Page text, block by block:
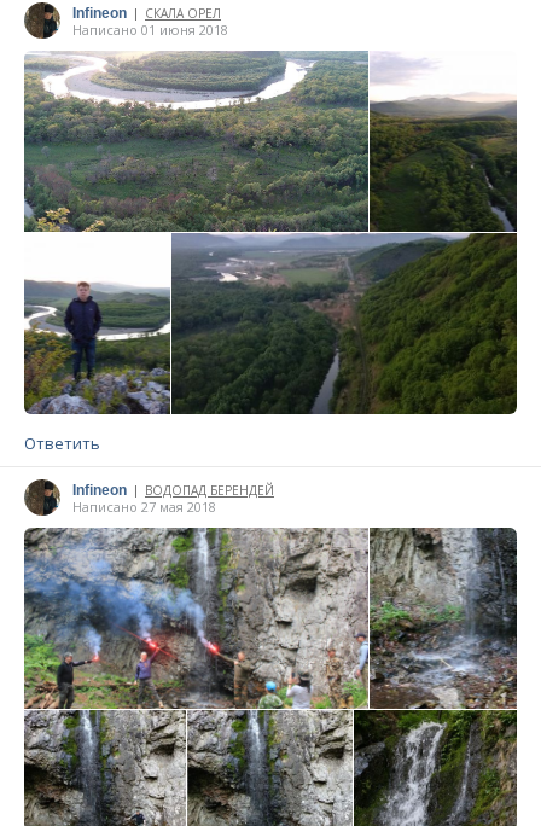
Infineon | СКАЛА ОРЕЛ
Написано 01 июня 2018
Ответить
Infineon | ВОДОПАД БЕРЕНДЕЙ
Написано 27 мая 2018